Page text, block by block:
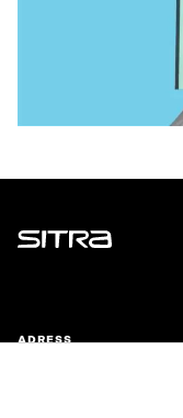
Sitra
ADRESS